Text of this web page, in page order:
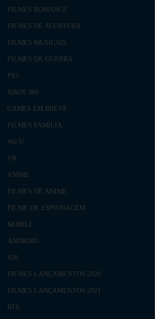
FILMES ROMANCE
FILMES DE AVENTURA
FILMES MUSICAIS
FILMES DE GUERRA
PS3
XBOX 360
GAMES EM BREVE
FILMES FAMÍLIA
Wii U
VR
ANIME
FILMES DE ANIME
FILME DE ESPIONAGEM
MOBILE
ANDROID
IOS
FILMES LANÇAMENTOS 2020
FILMES LANÇAMENTOS 2021
RTS